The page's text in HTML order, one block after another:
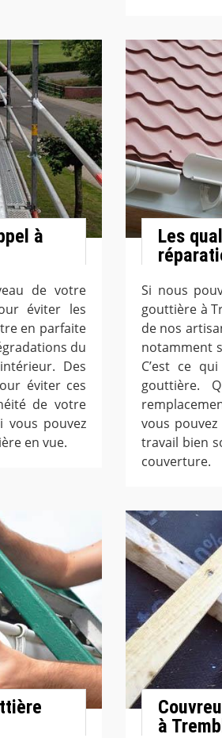
à
de votre
éviter les
en parfaite
du
Des
éviter ces
de votre
vous pouvez
en vue.
Les
Si nous
gouttière à
de nos
notamment
C’est ce
gouttière.
vous
travail bien
couverture.
à